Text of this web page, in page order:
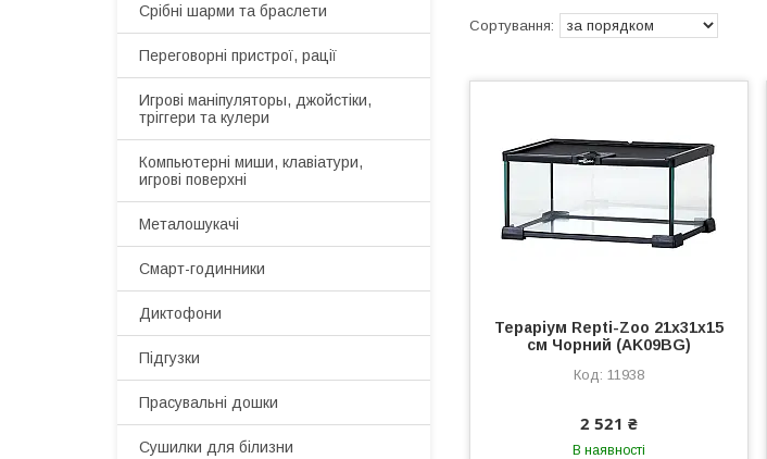
Тераріум Repti-Zoo 21x31x15
см Чорний (AK09BG)
11938
2 521 ₴
В наявності
Срібні шарми та браслети
Переговорні пристрої, рації
Игрові маніпуляторы, джойстіки,
тріггери та кулери
Компьютерні миши, клавіатури,
игрові поверхні
Металошукачі
Смарт-годинники
Диктофони
Підгузки
Прасувальні дошки
Сушилки для білизни